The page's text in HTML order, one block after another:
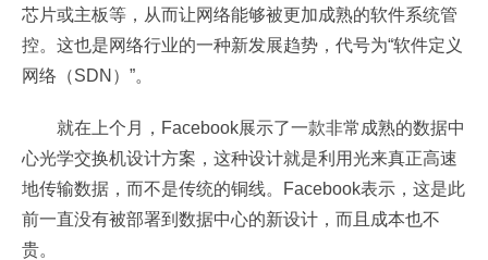
芯片或主板等，从而让网络能够被更加成熟的软件系统管
控。这也是网络行业的一种新发展趋势，代号为“软件定义
网络（SDN）”。
就在上个月，Facebook展示了一款非常成熟的数据中
心光学交换机设计方案，这种设计就是利用光来真正高速
地传输数据，而不是传统的铜线。Facebook表示，这是此
前一直没有被部署到数据中心的新设计，而且成本也不
贵。